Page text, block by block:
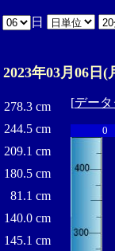
日
2023年03月06日(
278.3 cm
244.5 cm
209.1 cm
180.5 cm
81.1 cm
140.0 cm
145.1 cm
[デー
0